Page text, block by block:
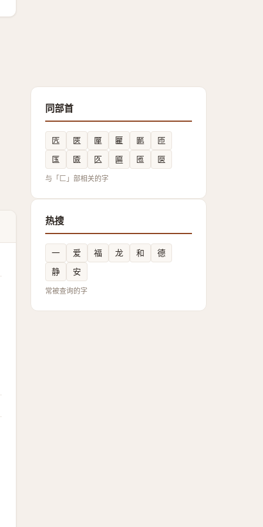
同部首
匟 匧 匰 匷 㔳
匝
匤
匳 匛 匾 匜 㔱
与「匚」部相关的字
热搜
一 爱 福 龙 和
德
静
安
常被查询的字